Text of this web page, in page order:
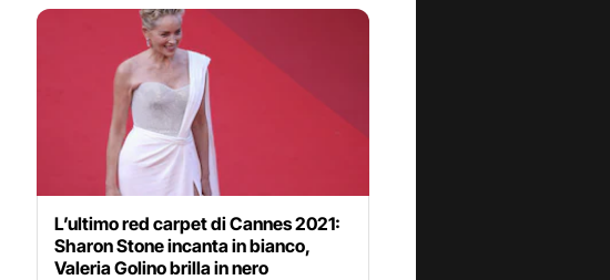
L’ultimo red carpet di Cannes 2021:
Sharon Stone incanta in bianco,
Valeria Golino brilla in nero